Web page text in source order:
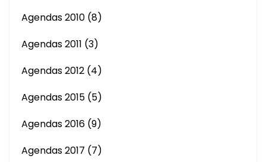
Agendas 2010 (8)
Agendas 2011 (3)
Agendas 2012 (4)
Agendas 2015 (5)
Agendas 2016 (9)
Agendas 2017 (7)